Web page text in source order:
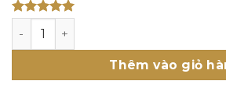
out of 5
Nồi dưỡng sinh Vesta 2.0L + nắp -
Thêm vào giỏ